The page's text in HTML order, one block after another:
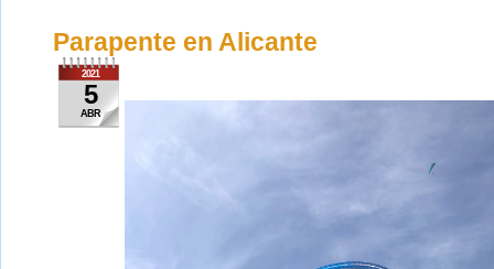
Parapente en Alicante
2021
5
ABR